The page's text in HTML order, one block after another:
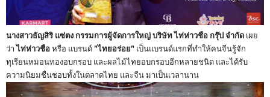
นางสาวธัญสิริ แซ่ตง กรรมการผู้จัดการใหญ่ บริษัท ไท่ห่าวชือ กรุ๊ป จำกัด เผย
ว่าไท่ห่าวชือ หรือ แบรนด์ "ไทยอร่อย" เป็นแบรนด์แรกที่ทำให้คนจีนรู้จัก
ทุเรียนหมอนทองอบกรอบ และผลไม้ไทยอบกรอบอีกหลายชนิด และได้รับ
ความนิยมชื่นชอบทั้งในตลาดไทย และจีน มาเป็นเวลานาน